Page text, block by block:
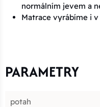
normálním jevem a
Matrace vyrábíme i
PARAMETRY
potah